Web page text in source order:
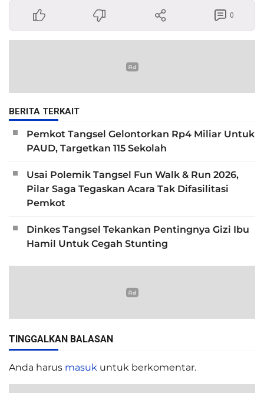
0
BERITA TERKAIT
Pemkot Tangsel Gelontorkan Rp4 Miliar Untuk
PAUD, Targetkan 115 Sekolah
Usai Polemik Tangsel Fun Walk & Run 2026,
Pilar Saga Tegaskan Acara Tak Difasilitasi
Pemkot
Dinkes Tangsel Tekankan Pentingnya Gizi Ibu
Hamil Untuk Cegah Stunting
TINGGALKAN BALASAN
Anda harus masuk untuk berkomentar.